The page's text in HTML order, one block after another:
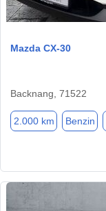
Mazda CX-30
Backnang, 71522
2.000 km Benzin